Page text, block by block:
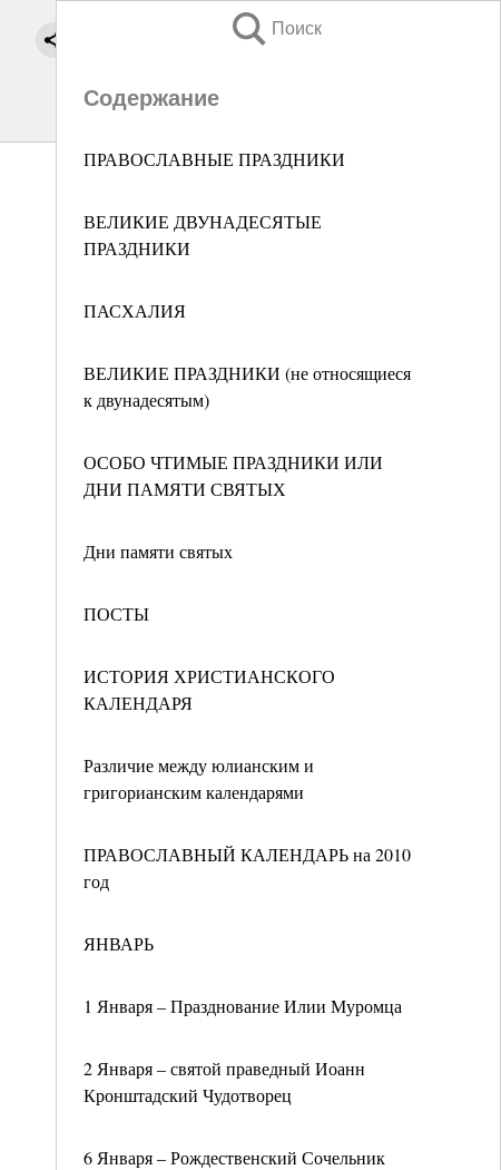
Поиск
Содержание
ПРАВОСЛАВНЫЕ ПРАЗДНИКИ
ВЕЛИКИЕ ДВУНАДЕСЯТЫЕ
ПРАЗДНИКИ
ПАСХАЛИЯ
ВЕЛИКИЕ ПРАЗДНИКИ (не относящиеся
к двунадесятым)
ОСОБО ЧТИМЫЕ ПРАЗДНИКИ ИЛИ
ДНИ ПАМЯТИ СВЯТЫХ
Дни памяти святых
ПОСТЫ
ИСТОРИЯ ХРИСТИАНСКОГО
КАЛЕНДАРЯ
Различие между юлианским и
григорианским календарями
ПРАВОСЛАВНЫЙ КАЛЕНДАРЬ на 2010
год
ЯНВАРЬ
1 Января – Празднование Илии Муромца
2 Января – святой праведный Иоанн
Кронштадский Чудотворец
6 Января – Рождественский Сочельник